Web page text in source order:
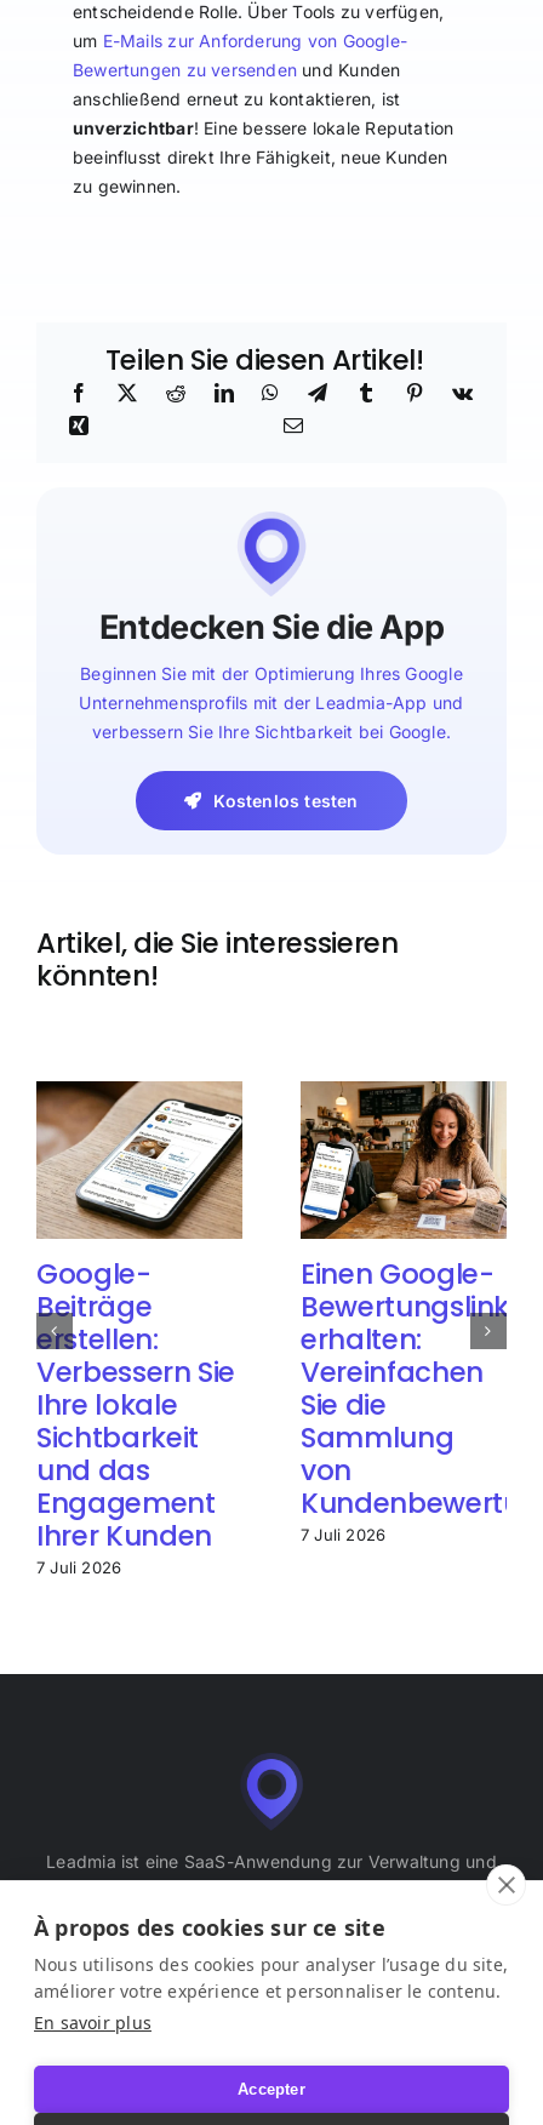
À propos des cookies sur ce site
Nous utilisons des cookies pour analyser l’usage du site,
améliorer votre expérience et personnaliser le contenu.
En savoir plus
Accepter
entscheidende Rolle. Über Tools zu verfügen,
um E-Mails zur Anforderung von Google-
Bewertungen zu versenden und Kunden
anschließend erneut zu kontaktieren, ist
unverzichtbar! Eine bessere lokale Reputation
beeinflusst direkt Ihre Fähigkeit, neue Kunden
zu gewinnen.
Teilen Sie diesen Artikel!
Entdecken Sie die App
Beginnen Sie mit der Optimierung Ihres Google
Unternehmensprofils mit der Leadmia-App und
verbessern Sie Ihre Sichtbarkeit bei Google.
Kostenlos testen
Artikel, die Sie interessieren
könnten!
Google-
Beiträge
erstellen:
Verbessern Sie
Ihre lokale
Sichtbarkeit
und das
Engagement
Ihrer Kunden
7 Juli 2026
Einen Google-
Bewertungslink
erhalten:
Vereinfachen
Sie die
Sammlung
von
7 Juli 2026
Leadmia ist eine SaaS-Anwendung zur Verwaltung und
Business Profile), herausgegeben von LEAD ME SAS.
Impressum–Nutzungsbedingungen–
Datenschutzerklärung
© 2026 Leadmia. Alle Rechte vorbehalten.